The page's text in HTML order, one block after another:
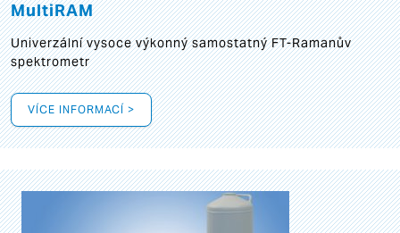
MultiRAM
Univerzální vysoce výkonný samostatný FT-Ramanův
spektrometr
VÍCE INFORMACÍ >